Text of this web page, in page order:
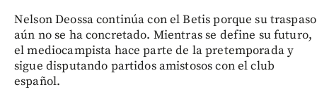
Nelson Deossa continúa con el Betis porque su traspaso
aún no se ha concretado. Mientras se define su futuro,
el mediocampista hace parte de la pretemporada y
sigue disputando partidos amistosos con el club
español.